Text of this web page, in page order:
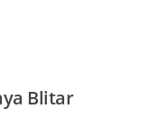
Blitar